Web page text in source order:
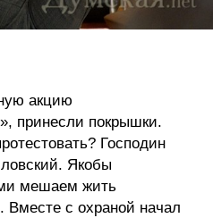
акцию
принесли покрышки.
Господин
Якобы
мешаем жить
Вместе с охраной начал